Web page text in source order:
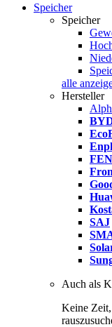
Speicher
Speicher
alle
Hersteller
SAJ
Auch als
Keine Zeit,